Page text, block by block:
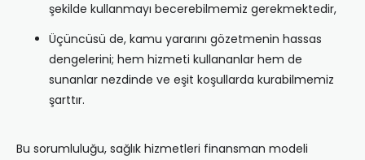
şekilde kullanmayı becerebilmemiz gerekmektedir,
Üçüncüsü de, kamu yararını gözetmenin hassas
dengelerini; hem hizmeti kullananlar hem de
sunanlar nezdinde ve eşit koşullarda kurabilmemiz
şarttır.
Bu sorumluluğu, sağlık hizmetleri finansman modeli